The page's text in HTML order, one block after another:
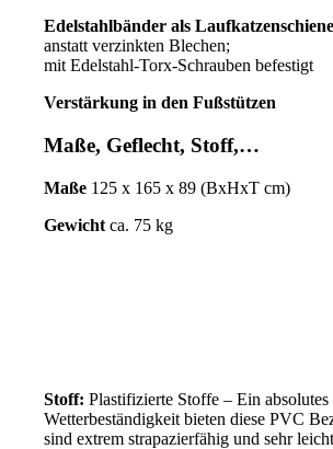
Edelstahlbänder als
anstatt verzinkten Blechen;
mit Edelstahl-Torx-Schrauben befestigt
Verstärkung in den Fußstützen
Maße, Geflecht, Stoff,…
Maße 125 x 165 x 89 (BxHxT cm)
Gewicht ca. 75 kg
Stoff:Plastifizierte Stoffe – Ein
Wetterbeständigkeit bieten diese PVC
sind extrem strapazierfähig und sehr